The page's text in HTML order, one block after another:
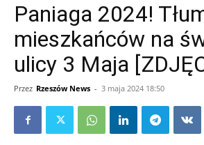
Paniaga 2024!
mieszkańców na
ulicy 3 Maja
Przez Rzeszów News - 3 maja 2024 18:50